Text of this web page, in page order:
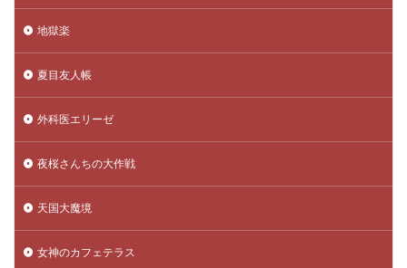
地獄楽
夏目友人帳
外科医エリーゼ
夜桜さんちの大作戦
天国大魔境
女神のカフェテラス